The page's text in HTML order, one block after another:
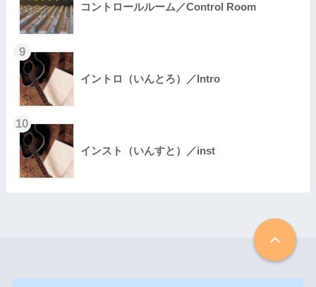
コントロールルーム／Control Room
イントロ（いんとろ）／Intro
インスト（いんすと）／inst